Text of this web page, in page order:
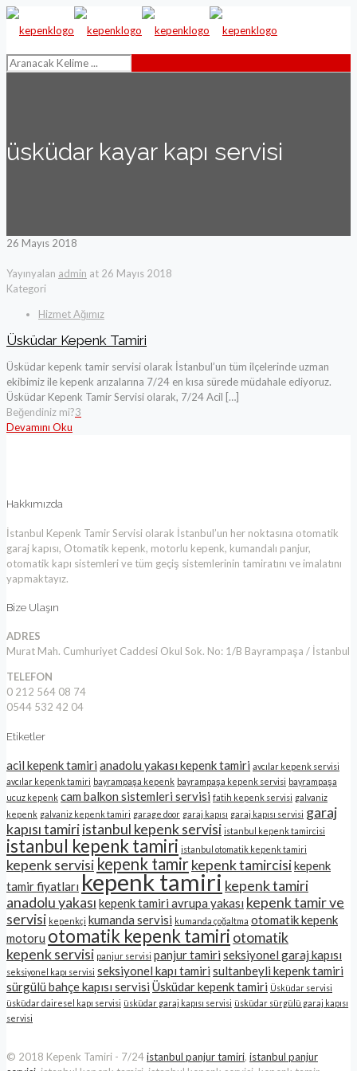
üsküdar kayar kapı servisi
26 Mayıs 2018
Yayınyalan admin at 26 Mayıs 2018
Kategori
Hizmet Ağımız
Üsküdar Kepenk Tamiri
Üsküdar kepenk tamir servisi olarak İstanbul’un tüm ilçelerinde uzman
ekibimiz ile kepenk arızalarına 7/24 en kısa sürede müdahale ediyoruz.
Üsküdar Kepenk Tamir Servisi olarak, 7/24 Acil […]
Beğendiniz mi?3
Devamını Oku
Hakkımızda
İstanbul Kepenk Tamir Servisi olarak İstanbul’un her noktasına otomatik
garaj kapısı, Otomatik kepenk, motorlu kepenk, kumandalı panjur,
otomatik kapı sistemleri ve tüm geçiş sistemlerinin tamiratını ve imalatını
yapmaktayız.
Bize Ulaşın
ADRES
Murat Mah. Cumhuriyet Caddesi Okul Sok. No: 1/B Bayrampaşa / İstanbul
TELEFON
0 212 564 08 74
0544 532 42 04
Etiketler
acil kepenk tamiri anadolu yakası kepenk tamiri avcılar kepenk servisi
avcılar kepenk tamiri bayrampaşa kepenk bayrampaşa kepenk servisi bayrampaşa
ucuz kepenk cam balkon sistemleri servisi fatih kepenk servisi galvaniz
kepenk galvaniz kepenk tamiri garage door garaj kapısı garaj kapısı servisi garaj
kapısı tamiriistanbul kepenk servisi istanbul kepenk tamircisi
istanbul kepenk tamiri istanbul otomatik kepenk tamiri
kepenk servisi kepenk tamirkepenk tamircisikepenk
tamir fiyatları kepenk tamiri kepenk tamiri
anadolu yakası kepenk tamiri avrupa yakası kepenk tamir ve
servisi kepenkçi kumanda servisi kumanda çoğaltma otomatik kepenk
motoru otomatik kepenk tamiri otomatik
kepenk servisi panjur servisi panjur tamiri seksiyonel garaj kapısı
seksiyonel kapı servisi seksiyonel kapı tamiri sultanbeyli kepenk tamiri
sürgülü bahçe kapısı servisi Üsküdar kepenk tamiri Üsküdar servisi
üsküdar dairesel kapı servisi üsküdar garaj kapısı servisi üsküdar sürgülü garaj kapısı
servisi
© 2018 Kepenk Tamiri - 7/24istanbul panjur tamiri, istanbul panjur